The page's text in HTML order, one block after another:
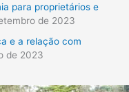
para proprietários e
de 2023
e a relação com
de 2023